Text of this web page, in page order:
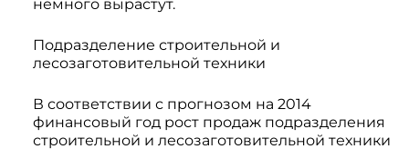
Подразделение строительной и
лесозаготовительной техники
В соответствии с прогнозом на 2014
финансовый год рост продаж подразделения
строительной и лесозаготовительной техники